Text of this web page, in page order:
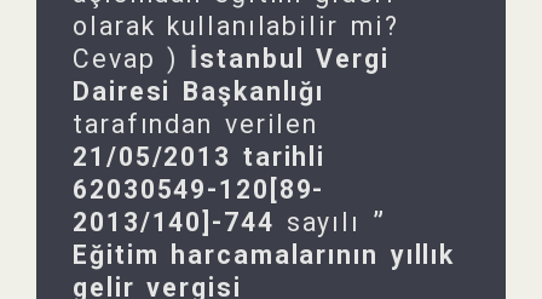
olarak kullanılabilir mi?
Cevap ) İstanbul Vergi
Dairesi Başkanlığı
tarafından verilen
21/05/2013 tarihli
62030549-120[89-
2013/140]-744 sayılı ”
Eğitim harcamalarının yıllık
gelir vergisi